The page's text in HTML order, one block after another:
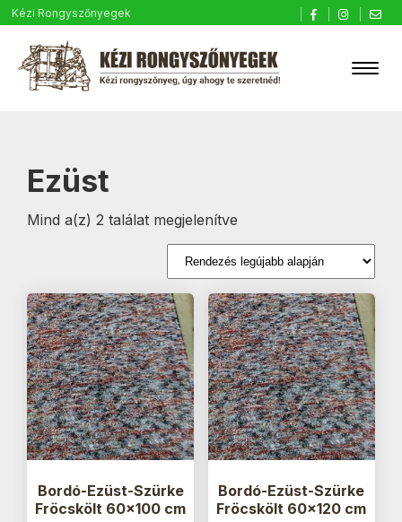
Kézi Rongyszőnyegek
Ezüst
Mind a(z) 2 találat megjelenítve
latest
Bordó-Ezüst-Szürke
Fröcskölt 60×100 cm
Bordó-Ezüst-Szürke
Fröcskölt 60×120 cm